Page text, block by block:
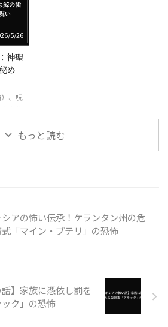
5/26
神聖
め
、呪
もっと読む
アの怖い伝承！ケランタン州の危
「マイン・プテリ」の恐怖
話】家族に憑依し罰を
ク」の恐怖